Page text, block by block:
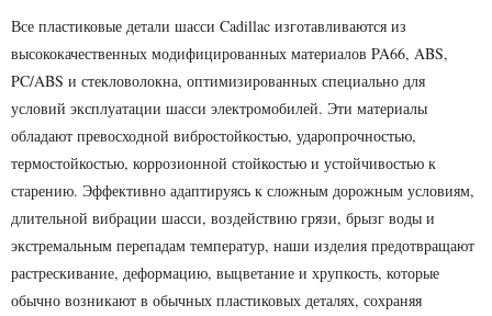
Все пластиковые детали шасси Cadillac изготавливаются из
высококачественных модифицированных материалов PA66, ABS,
PC/ABS и стекловолокна, оптимизированных специально для
условий эксплуатации шасси электромобилей. Эти материалы
обладают превосходной вибростойкостью, ударопрочностью,
термостойкостью, коррозионной стойкостью и устойчивостью к
старению. Эффективно адаптируясь к сложным дорожным условиям,
длительной вибрации шасси, воздействию грязи, брызг воды и
экстремальным перепадам температур, наши изделия предотвращают
растрескивание, деформацию, выцветание и хрупкость, которые
обычно возникают в обычных пластиковых деталях, сохраняя